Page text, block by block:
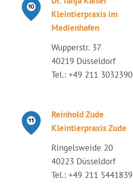
Kleintierpraxis im
Medienhafen
Wupperstr. 37
40219 Düsseldorf
Tel.: +49 211 3032390
Reinhold Zude
Kleintierpraxis Zude
Ringelsweide 20
40223 Düsseldorf
Tel.: +49 211 5441839